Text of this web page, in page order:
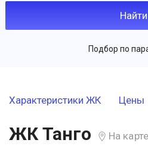
Подбор по
Характеристики ЖК Цены
ЖК Танго
На карте